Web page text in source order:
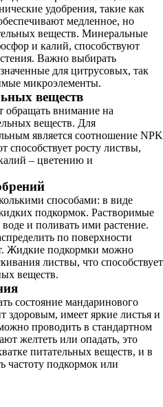
удобрения, такие как
медленное, но
веществ. Минеральные
и калий, способствуют
Важно выбирать
для цитрусовых, так
микроэлементы.
веществ
обращать внимание на
веществ. Для
является соотношение NPK
способствует росту листвы,
– цветению и
способами: в виде
подкормок. Растворимые
воде и поливать ими растение.
по поверхности
Жидкие подкормки можно
листвы, что способствует
веществ.
состояние мандаринового
здоровым, имеет яркие листья и
проводить в стандартном
желтеть или опадать, это
питательных веществ, и в
частоту подкормок или